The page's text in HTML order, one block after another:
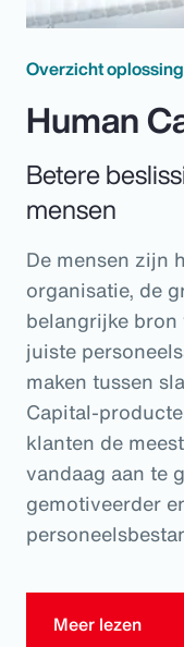
Overzicht
Human
Betere
mensen
De mensen zijn
organisatie, de
belangrijke
juiste
maken tussen
Capital-
klanten de
vandaag aan te
gemotiveerder
Meer lezen